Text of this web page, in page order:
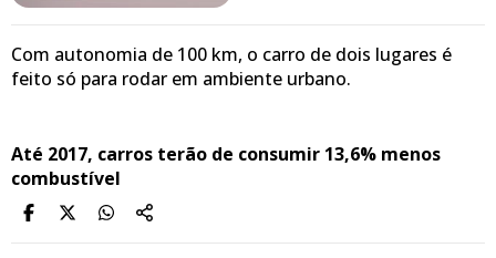
Com autonomia de 100 km, o carro de dois lugares é
feito só para rodar em ambiente urbano.
Até 2017, carros terão de consumir 13,6% menos
combustível